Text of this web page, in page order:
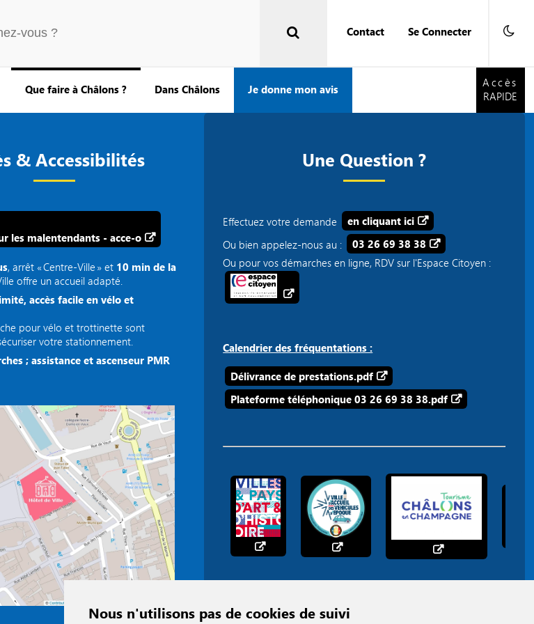
Nous n'utilisons pas de cookies de suivi
Contact Se Connecter
Accès
Que faire à Châlons ? Dans Châlons Je donne mon avis
Accès
RAPIDE
& Accessibilités
les malentendants - acce-o
, arrêt « Centre‑Ville » et 10 min de la
offre un accueil adapté.
accès facile en vélo et
pour vélo et trottinette sont
votre stationnement.
; assistance et ascenseur PMR
Une Question ?
Effectuez votre demande
en cliquant ici
Ou bien appelez-nous au :
03 26 69 38 38
Ou pour vos démarches en ligne, RDV sur l'Espace Citoyen :
Calendrier des fréquentations :
Délivrance de prestations.pdf
Plateforme téléphonique 03 26 69 38 38.pdf